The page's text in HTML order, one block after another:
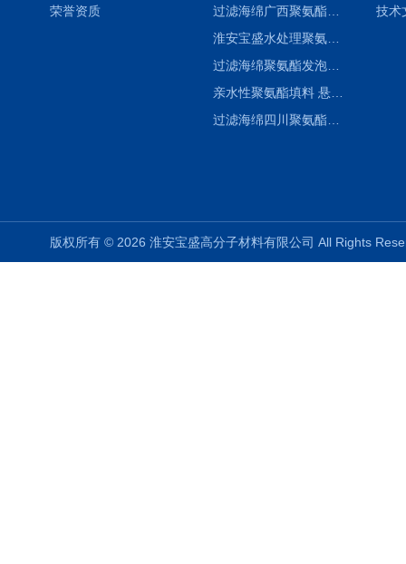
荣誉资质
过滤海绵广西聚氨酯海绵填料 水处理生物填料定制 悬浮生物填料
淮安宝盛水处理聚氨酯生物填料，海绵填料， 悬浮生物填料
过滤海绵聚氨酯发泡过滤网海绵 悬浮生物填料
亲水性聚氨酯填料 悬浮生物填料
过滤海绵四川聚氨酯生物海绵填料 悬浮生物填料
技术
版权所有 © 2026 淮安宝盛高分子材料有限公司 All Rights